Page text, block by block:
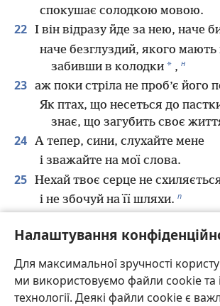
Налаштування
Для максимальної зручності
ми використовуємо файли cookie та
технології. Деякі файли cookie є
спокушає солодкою мовою.
22 І він відразу йде за нею, наче
наче безглуздий, якого мають
забивши в колодки * , н
23 аж поки стріла не проб’є його
Як птах, що несеться до
знає, що загубить своє
24 А тепер, сини, слухайте мене
і зважайте на мої слова.
25 Нехай твоє серце не схиляється
і не збочуй на її шляхи. п
і чимало кого погубила. с
27 Її дім — це шлях у могилу *
він веде до кімнат смерті.